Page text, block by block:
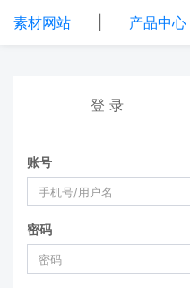
素材网站 产品中心
登 录
账号
密码